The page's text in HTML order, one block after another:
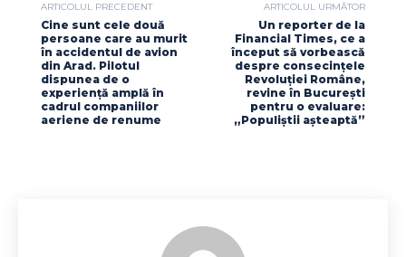
ARTICOLUL PRECEDENT
Cine sunt cele două
persoane care au murit
în accidentul de avion
din Arad. Pilotul
dispunea de o
experiență amplă în
cadrul companiilor
aeriene de renume
ARTICOLUL URMĂTOR
Un reporter de la
Financial Times, ce a
început să vorbească
despre consecințele
Revoluției Române,
revine în București
pentru o evaluare:
„Populiștii așteaptă”